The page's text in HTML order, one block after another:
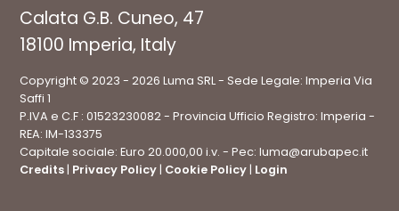
Calata G.B. Cuneo, 47
18100 Imperia, Italy
Copyright © 2023 - 2026 Luma SRL - Sede Legale: Imperia Via
Saffi 1
P.IVA e C.F : 01523230082 - Provincia Ufficio Registro: Imperia -
REA: IM-133375
Capitale sociale: Euro 20.000,00 i.v. - Pec: luma@arubapec.it
Credits | Privacy Policy | Cookie Policy | Login